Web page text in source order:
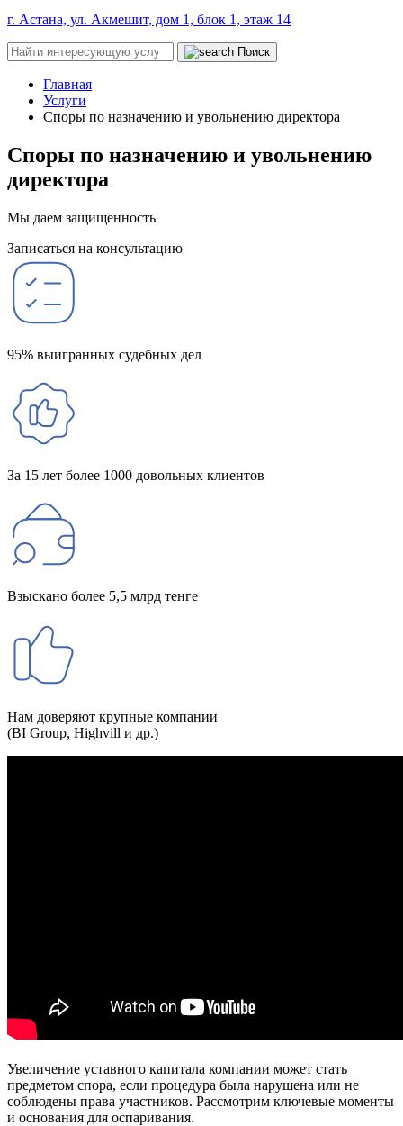
г. Астана, ул. Акмешит, дом 1, блок 1, этаж 14
Поиск
Главная
Услуги
Споры по назначению и увольнению директора
Споры по назначению и увольнению
директора
Мы даем защищенность
Записаться на консультацию
95% выигранных судебных дел
За 15 лет более 1000 довольных клиентов
Взыскано более 5,5 млрд тенге
Нам доверяют крупные компании
(BI Group, Highvill и др.)
Увеличение уставного капитала компании может стать
предметом спора, если процедура была нарушена или не
соблюдены права участников. Рассмотрим ключевые моменты
и основания для оспаривания.